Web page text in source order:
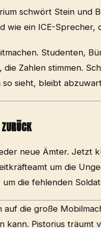
schwört Stein und
wie ein ICE-Sprecher,
Studenten,
Zahlen stimmen.
so sieht, bleibt
neue Ämter. Jetzt
um die
die fehlenden
auf die große
kann. Pistorius träumt